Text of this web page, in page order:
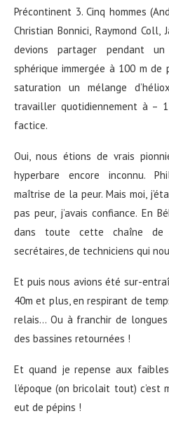
Précontinent 3. Cinq hommes
Christian Bonnici, Raymond Coll,
devions partager pendant
sphérique immergée à 100 m de
saturation un mélange
travailler quotidiennement à –
factice.
Oui, nous étions de vrais
hyperbare encore inconnu.
maîtrise de la peur. Mais moi,
pas peur, j’avais confiance. En
dans toute cette chaîne de
secrétaires, de techniciens qui
Et puis nous avions été sur-
40m et plus, en respirant de
relais… Ou à franchir de
des bassines retournées !
Et quand je repense aux
l’époque (on bricolait tout) c’est
eut de pépins !